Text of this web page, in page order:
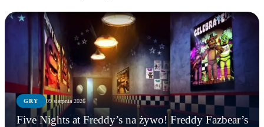
GRY 09 sierpnia 2026
Five Nights at Freddy’s na żywo! Freddy Fazbear’s